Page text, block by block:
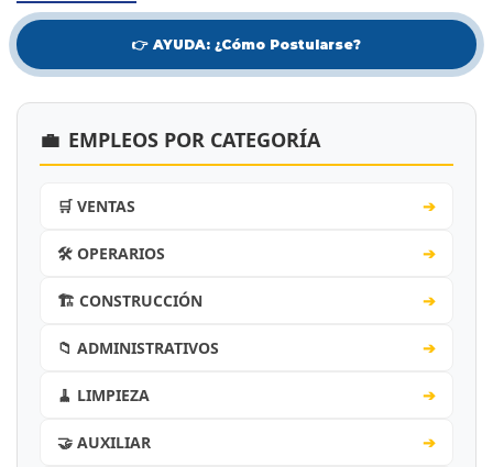
👉 AYUDA: ¿Cómo Postularse?
💼 EMPLEOS POR CATEGORÍA
🛒 VENTAS ➔
🛠️ OPERARIOS ➔
🏗️ CONSTRUCCIÓN ➔
📁 ADMINISTRATIVOS ➔
🧹 LIMPIEZA ➔
🤝 AUXILIAR ➔